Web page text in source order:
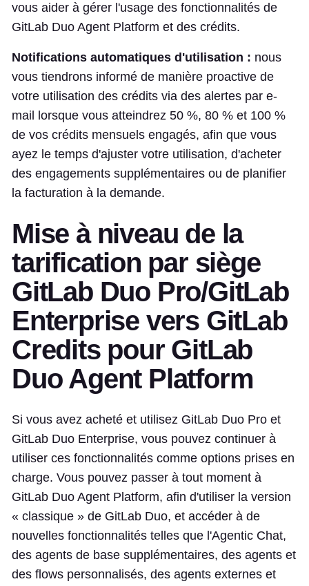
vous aider à gérer l'usage des fonctionnalités de
GitLab Duo Agent Platform et des crédits.
Notifications automatiques d'utilisation : nous
vous tiendrons informé de manière proactive de
votre utilisation des crédits via des alertes par e-
mail lorsque vous atteindrez 50 %, 80 % et 100 %
de vos crédits mensuels engagés, afin que vous
ayez le temps d'ajuster votre utilisation, d'acheter
des engagements supplémentaires ou de planifier
la facturation à la demande.
Mise à niveau de la
tarification par siège
GitLab Duo Pro/GitLab
Enterprise vers GitLab
Credits pour GitLab
Duo Agent Platform
Si vous avez acheté et utilisez GitLab Duo Pro et
GitLab Duo Enterprise, vous pouvez continuer à
utiliser ces fonctionnalités comme options prises en
charge. Vous pouvez passer à tout moment à
GitLab Duo Agent Platform, afin d'utiliser la version
« classique » de GitLab Duo, et accéder à de
nouvelles fonctionnalités telles que l'Agentic Chat,
des agents de base supplémentaires, des agents et
des flows personnalisés, des agents externes et